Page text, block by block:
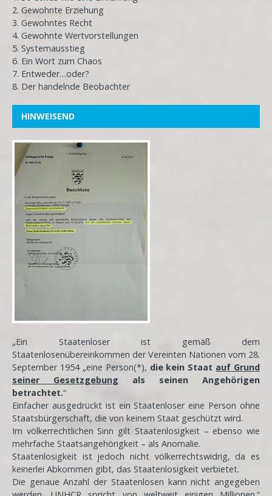
2. Gewohnte Erziehung
3. Gewohntes Recht
4. Gewohnte Wertvorstellungen
5. Systemausstieg
6. Ein Wort zum Chaos
7. Entweder…oder?
8. Der handelnde Beobachter
HINWEISEND
„Ein Staatenloser ist gemäß dem
Staatenlosenübereinkommen der Vereinten Nationen vom 28.
September 1954 „eine Person(*), die kein Staat auf Grund
seiner Gesetzgebung als seinen Angehörigen
betrachtet.“
Einfacher ausgedrückt ist ein Staatenloser eine Person ohne
Staatsbürgerschaft, die von keinem Staat geschützt wird.
Im völkerrechtlichen Sinn gilt Staatenlosigkeit – ebenso wie
mehrfache Staatsangehörigkeit – als Anomalie.
Staatenlosigkeit ist jedoch nicht völkerrechtswidrig, da es
keinerlei Abkommen gibt, das Staatenlosigkeit verbietet.
Die genaue Anzahl der Staatenlosen kann nicht angegeben